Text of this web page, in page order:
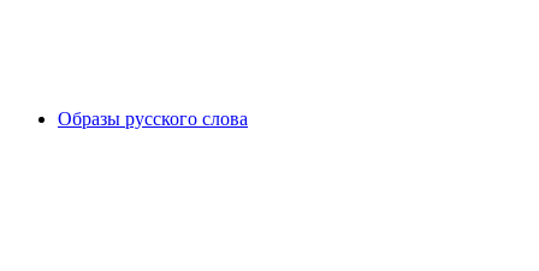
Образы русского слова